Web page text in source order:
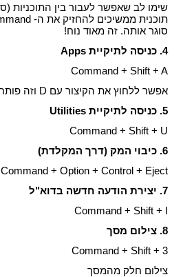
סוגר אותה. זה מאוד נוח!
4. כניסה לתיקיית Apps
Command + Shift + A
אפשר ללחוץ את הקיצור עם D וזה פותח את Desktop (מכתבה)
5. כניסה לתיקיית Utilities
Command + Shift + U
6. כיבוי המק (דרך המקלדת)
Command + Option + Control + Eject
7. יצירת הודעה חדשה בדוא"ל
Command + Shift + I
8. צילום מסך
Command + Shift + 3
צילום חלק מהמסך